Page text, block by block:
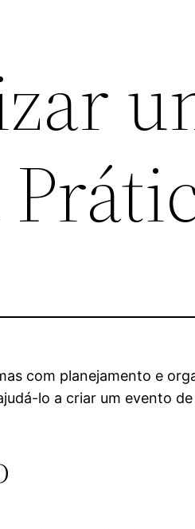
com planejamento e
lo a criar um evento de